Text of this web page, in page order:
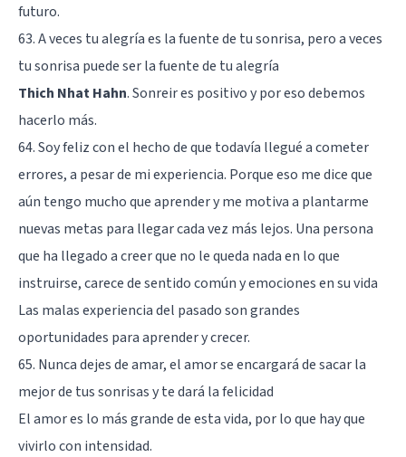
futuro.
63. A veces tu alegría es la fuente de tu sonrisa, pero a veces
tu sonrisa puede ser la fuente de tu alegría
Thich Nhat Hahn. Sonreir es positivo y por eso debemos
hacerlo más.
64. Soy feliz con el hecho de que todavía llegué a cometer
errores, a pesar de mi experiencia. Porque eso me dice que
aún tengo mucho que aprender y me motiva a plantarme
nuevas metas para llegar cada vez más lejos. Una persona
que ha llegado a creer que no le queda nada en lo que
instruirse, carece de sentido común y emociones en su vida
Las malas experiencia del pasado son grandes
oportunidades para aprender y crecer.
65. Nunca dejes de amar, el amor se encargará de sacar la
mejor de tus sonrisas y te dará la felicidad
El amor es lo más grande de esta vida, por lo que hay que
vivirlo con intensidad.